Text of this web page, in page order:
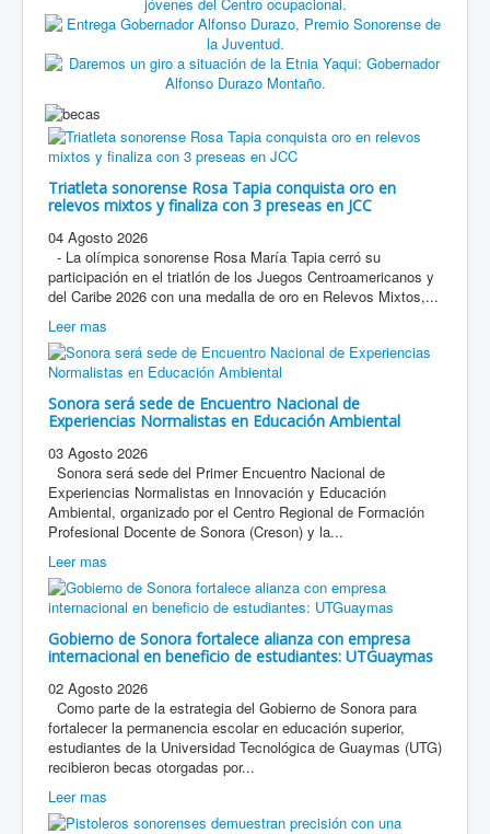
Triatleta sonorense Rosa Tapia conquista oro en
relevos mixtos y finaliza con 3 preseas en JCC
04 Agosto 2026
- La olímpica sonorense Rosa María Tapia cerró su
participación en el triatlón de los Juegos Centroamericanos y
del Caribe 2026 con una medalla de oro en Relevos Mixtos,...
Leer mas
Sonora será sede de Encuentro Nacional de
Experiencias Normalistas en Educación Ambiental
03 Agosto 2026
Sonora será sede del Primer Encuentro Nacional de
Experiencias Normalistas en Innovación y Educación
Ambiental, organizado por el Centro Regional de Formación
Profesional Docente de Sonora (Creson) y la...
Leer mas
Gobierno de Sonora fortalece alianza con empresa
internacional en beneficio de estudiantes: UTGuaymas
02 Agosto 2026
Como parte de la estrategia del Gobierno de Sonora para
fortalecer la permanencia escolar en educación superior,
estudiantes de la Universidad Tecnológica de Guaymas (UTG)
recibieron becas otorgadas por...
Leer mas